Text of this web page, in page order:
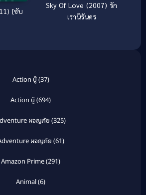
[ซับ
Sky Of Love (2007) รัก
เรานิรันดร
Action บู๊(37)
Action บู๊(694)
ผจญภัย (325)
ผจญภัย (61)
Amazon Prime(291)
Animal(6)